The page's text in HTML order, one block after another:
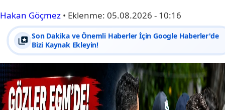
Hakan Göçmez • Eklenme: 05.08.2026 - 10:16
Son Dakika ve Önemli Haberler İçin Google Haberler'de
Bizi Kaynak Ekleyin!